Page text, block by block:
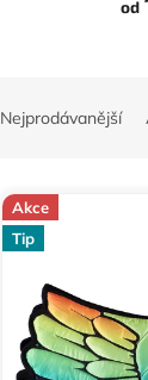
od
Nejprodávanější
Akce
Tip